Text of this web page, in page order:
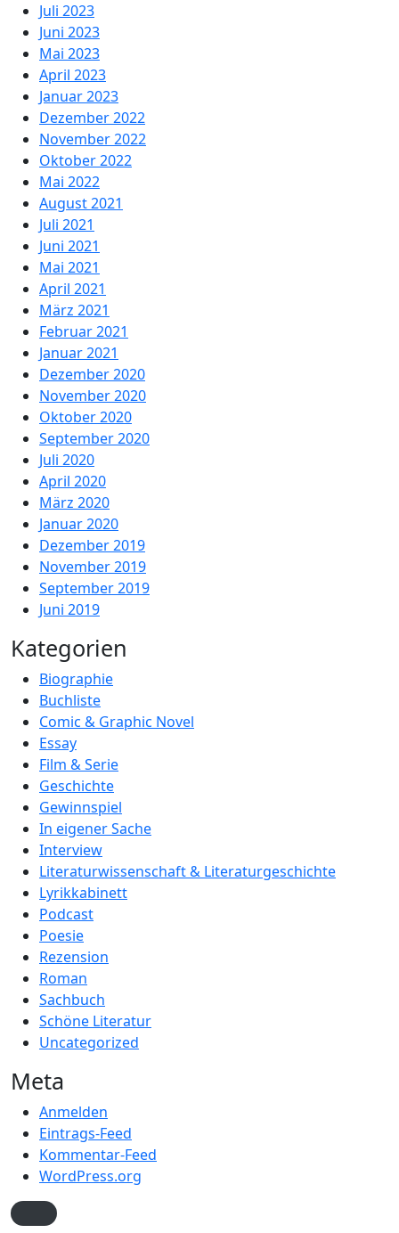
Juli 2023
Juni 2023
Mai 2023
April 2023
Januar 2023
Dezember 2022
November 2022
Oktober 2022
Mai 2022
August 2021
Juli 2021
Juni 2021
Mai 2021
April 2021
März 2021
Februar 2021
Januar 2021
Dezember 2020
November 2020
Oktober 2020
September 2020
Juli 2020
April 2020
März 2020
Januar 2020
Dezember 2019
November 2019
September 2019
Juni 2019
Kategorien
Biographie
Buchliste
Comic & Graphic Novel
Essay
Film & Serie
Geschichte
Gewinnspiel
In eigener Sache
Interview
Literaturwissenschaft & Literaturgeschichte
Lyrikkabinett
Podcast
Poesie
Rezension
Roman
Sachbuch
Schöne Literatur
Uncategorized
Meta
Anmelden
Eintrags-Feed
Kommentar-Feed
WordPress.org